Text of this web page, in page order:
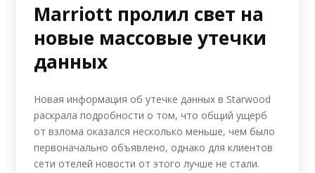
Marriott пролил свет на
новые массовые утечки
данных
Новая информация об утечке данных в Starwood
раскрала подробности о том, что общий ущерб
от взлома оказался несколько меньше, чем было
первоначально объявлено, однако для клиентов
сети отелей новости от этого лучше не стали.